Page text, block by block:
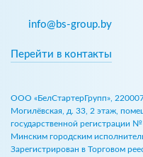
info@bs-group.by
Перейти в контакты
ООО «БелСтартерГрупп»,
Могилёвская, д. 33, 2 этаж,
государственной регистрации
Минским городским
Зарегистрирован в Торговом